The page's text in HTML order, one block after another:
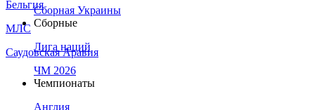
Бельгия
МЛС
Саудовская Аравия
Сборная Украины
Сборные
Лига наций
ЧМ 2026
Чемпионаты
Англия